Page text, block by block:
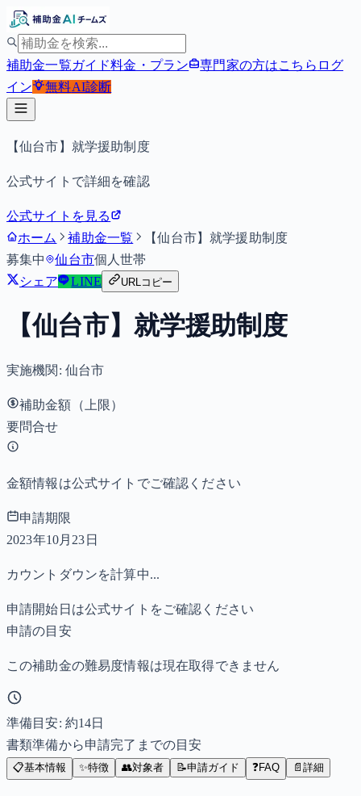
補助金一覧ガイド料金・プラン 専門家の方はこちら ログ
イン
無料AI診断
【仙台市】就学援助制度
公式サイトで詳細を確認
公式サイトを見る
ホーム
補助金一覧
【仙台市】就学援助制度
募集中
仙台市個人世帯
シェア
LINE URLコピー
【仙台市】就学援助制度
実施機関: 仙台市
補助金額（上限）
要問合せ
金額情報は公式サイトでご確認ください
申請期限
2023年10月23日
カウントダウンを計算中...
申請開始日は公式サイトをご確認ください
申請の目安
この補助金の難易度情報は現在取得できません
準備目安: 約14日
書類準備から申請完了までの目安
📋基本情報 ✨特徴 👥対象者 📝申請ガイド ❓FAQ 📄 詳細